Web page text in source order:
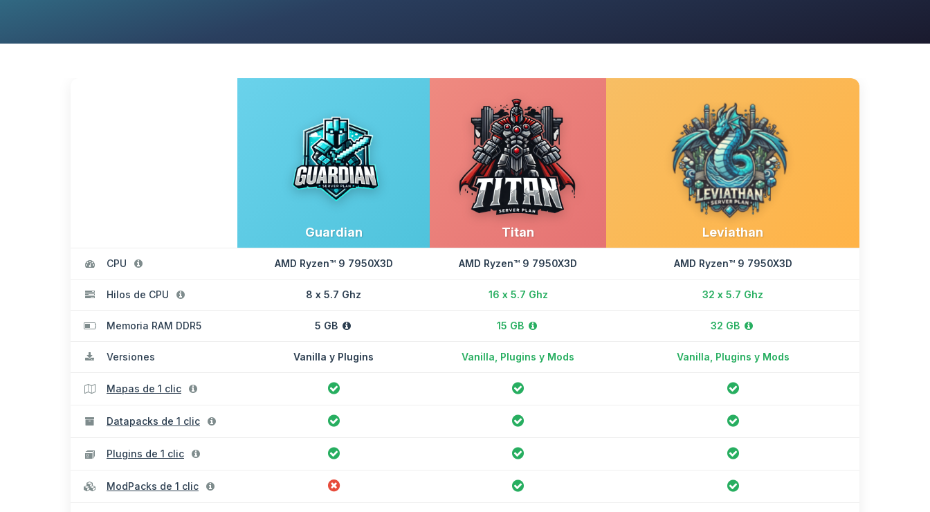
Guardian Titan Leviathan
CPU AMD Ryzen™ 9 7950X3D AMD Ryzen™ 9 7950X3D AMD Ryzen™ 9 7950X3D
Hilos de CPU 8 x 5.7 Ghz 16 x 5.7 Ghz 32 x 5.7 Ghz
Memoria RAM DDR5 5 GB 15 GB 32 GB
Versiones Vanilla y Plugins Vanilla, Plugins y Mods Vanilla, Plugins y Mods
Mapas de 1 clic
Datapacks de 1 clic
Plugins de 1 clic
ModPacks de 1 clic